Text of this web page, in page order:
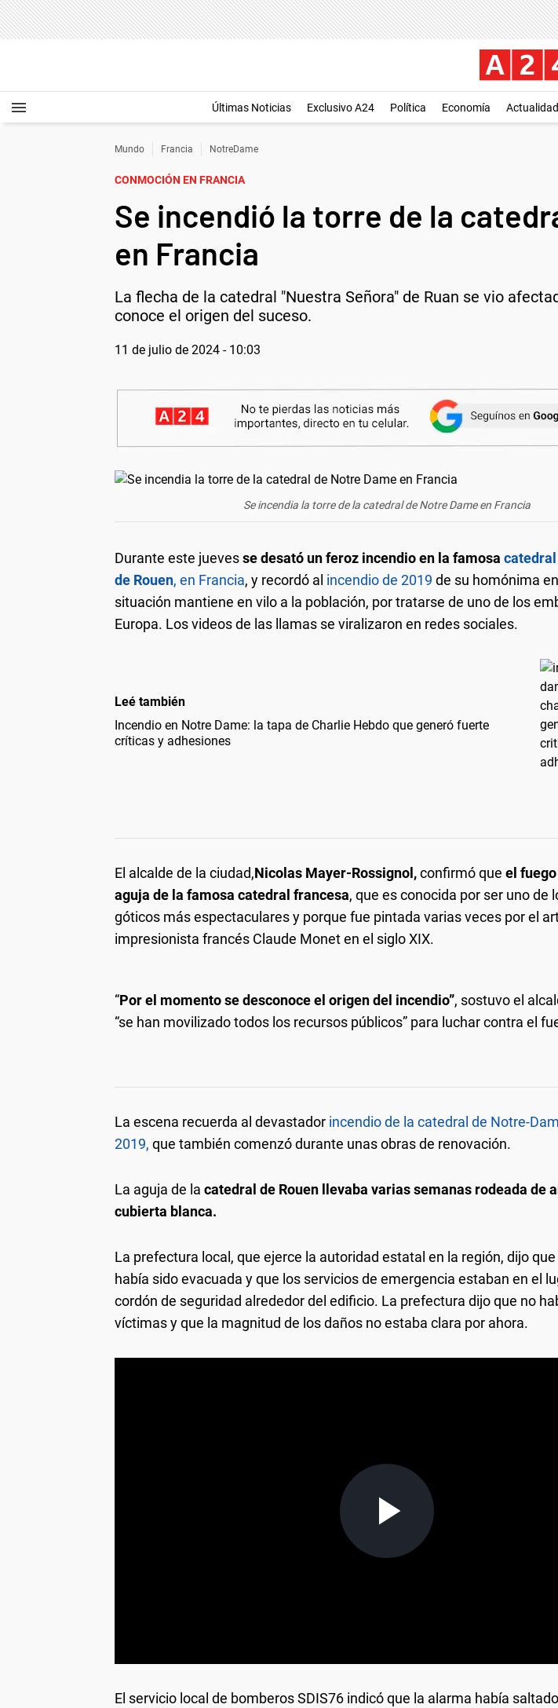
Últimas Noticias Exclusivo A24 Política Economía Actualidad
Mundo Francia NotreDame
CONMOCIÓN EN FRANCIA
Se incendió la torre de la
en Francia
La flecha de la catedral "Nuestra Señora" de Ruan se vio
conoce el origen del suceso.
11 de julio de 2024 - 10:03
Se incendia la torre de la catedral de Notre Dame en Francia
Durante este juevesse desató un feroz incendio en la famosa
de Rouen, en Francia, y recordó al incendio de 2019 de su homónima
situación mantiene en vilo a la población, por tratarse de uno de los
Europa. Los videos de las llamas se viralizaron en redes sociales.
Leé también
Incendio en Notre Dame: la tapa de Charlie Hebdo que generó fuerte
críticas y adhesiones
El alcalde de la ciudad,Nicolas Mayer-Rossignol,confirmó que el
aguja de la famosa catedral francesa, que es conocida por ser uno de
góticos más espectaculares y porque fue pintada varias veces por el
impresionista francés Claude Monet en el siglo XIX.
“Por el momento se desconoce el origen del incendio”, sostuvo el
“se han movilizado todos los recursos públicos” para luchar contra el
La escena recuerda al devastador incendio de la catedral de Notre-
2019, que también comenzó durante unas obras de renovación.
La aguja de la catedral de Rouen llevaba varias semanas rodeada de
cubierta blanca.
La prefectura local, que ejerce la autoridad estatal en la región, dijo
había sido evacuada y que los servicios de emergencia estaban en el
cordón de seguridad alrededor del edificio. La prefectura dijo que no
víctimas y que la magnitud de los daños no estaba clara por ahora.
El servicio local de bomberos SDIS76 indicó que la alarma había